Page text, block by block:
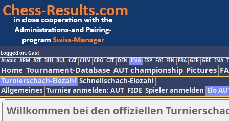
Logged on: Gast
Arabic ARM AZE BIH BUL CAT CHN CRO CZE DEN ENG ESP FAI FIN FRA GER GRE INA
Home Tournament-Database AUT championship Pictures
Turnierschach-Elozahl Schnellschach-Elozahl
Allgemeines Turnier anmelden: AUT FIDE Spieler anmelden Elo
Willkommen bei den offiziellen